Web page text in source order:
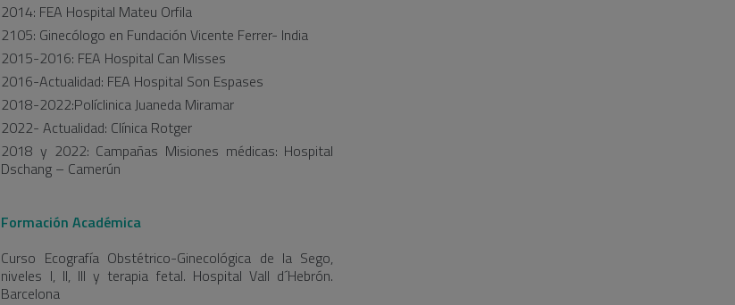
2014: FEA Hospital Mateu Orfila
2105: Ginecólogo en Fundación Vicente Ferrer- India
2015-2016: FEA Hospital Can Misses
2016-Actualidad: FEA Hospital Son Espases
2018-2022:Políclinica Juaneda Miramar
2022- Actualidad: Clínica Rotger
2018 y 2022: Campañas Misiones médicas: Hospital
Dschang – Camerún
Formación Académica
Curso Ecografía Obstétrico-Ginecológica de la Sego,
niveles I, II, III y terapia fetal. Hospital Vall d´Hebrón.
Barcelona